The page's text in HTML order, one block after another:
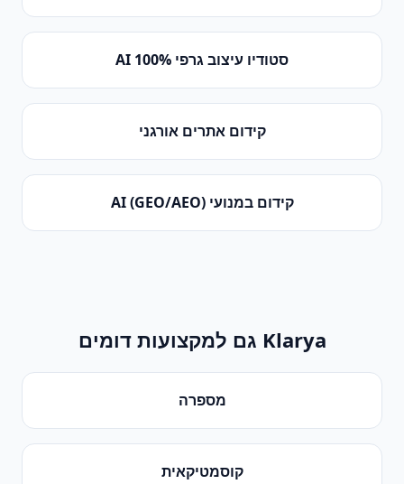
סטודיו עיצוב גרפי 100% AI
קידום אתרים אורגני
קידום במנועי AI (GEO/AEO)
Klarya גם למקצועות דומים
מספרה
קוסמטיקאית